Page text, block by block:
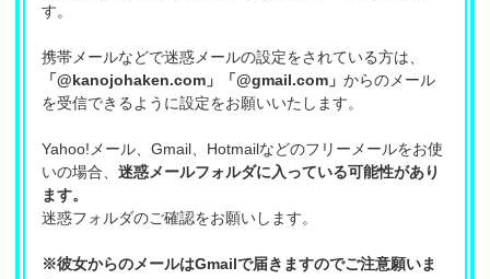
す。
携帯メールなどで迷惑メールの設定をされている方は、
「@kanojohaken.com」「@gmail.com」からのメール
を受信できるように設定をお願いいたします。
Yahoo!メール、Gmail、Hotmailなどのフリーメールをお使
いの場合、迷惑メールフォルダに入っている可能性があり
ます。
迷惑フォルダのご確認をお願いします。
※彼女からのメールはGmailで届きますのでご注意願いま